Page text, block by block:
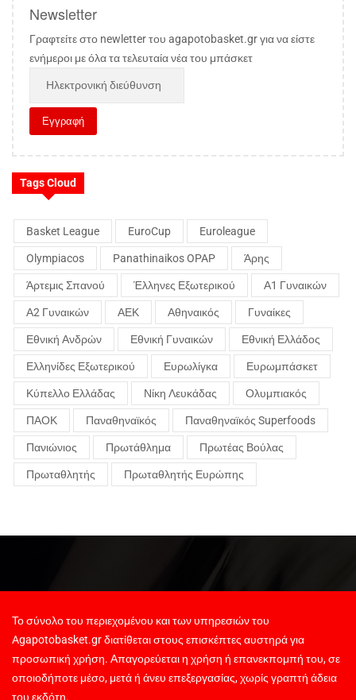
Newsletter
Γραφτείτε στο newletter του agapotobasket.gr για να είστε
ενήμεροι με όλα τα τελευταία νέα του μπάσκετ
Tags Cloud
Basket League EuroCup Euroleague
Olympiacos Panathinaikos OPAP Άρης
Άρτεμις Σπανού Έλληνες Εξωτερικού Α1 Γυναικών
Α2 Γυναικών ΑΕΚ Αθηναικός Γυναίκες
Εθνική Ανδρών Εθνική Γυναικών Εθνική Ελλάδος
Ελληνίδες Εξωτερικού Ευρωλίγκα Ευρωμπάσκετ
Κύπελλο Ελλάδας Νίκη Λευκάδας Ολυμπιακός
ΠΑΟΚ Παναθηναϊκός Παναθηναϊκός Superfoods
Πανιώνιος Πρωτάθλημα Πρωτέας Βούλας
Πρωταθλητής Πρωταθλητής Ευρώπης
Το σύνολο του περιεχομένου και των υπηρεσιών του
Agapotobasket.gr διατίθεται στους επισκέπτες αυστηρά για
προσωπική χρήση. Απαγορεύεται η χρήση ή επανεκπομπή του, σε
οποιοδήποτε μέσο, μετά ή άνευ επεξεργασίας, χωρίς γραπτή άδεια
του εκδότη.